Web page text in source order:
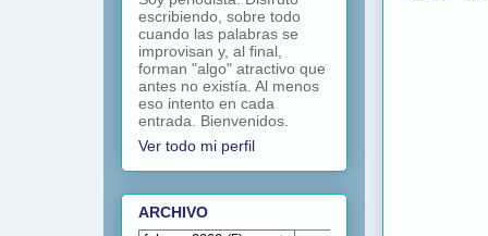
escribiendo, sobre todo
cuando las palabras se
improvisan y, al final,
forman "algo" atractivo que
antes no existía. Al menos
eso intento en cada
entrada. Bienvenidos.
Ver todo mi perfil
ARCHIVO